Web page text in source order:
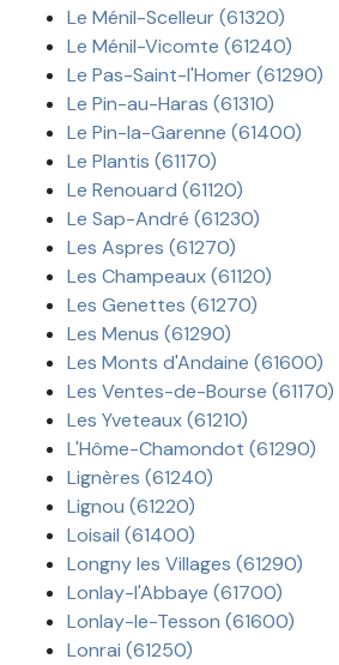
Le Ménil-Scelleur (61320)
Le Ménil-Vicomte (61240)
Le Pas-Saint-l'Homer (61290)
Le Pin-au-Haras (61310)
Le Pin-la-Garenne (61400)
Le Plantis (61170)
Le Renouard (61120)
Le Sap-André (61230)
Les Aspres (61270)
Les Champeaux (61120)
Les Genettes (61270)
Les Menus (61290)
Les Monts d'Andaine (61600)
Les Ventes-de-Bourse (61170)
Les Yveteaux (61210)
L'Hôme-Chamondot (61290)
Lignères (61240)
Lignou (61220)
Loisail (61400)
Longny les Villages (61290)
Lonlay-l'Abbaye (61700)
Lonlay-le-Tesson (61600)
Lonrai (61250)